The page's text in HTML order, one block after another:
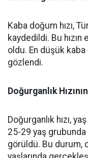
Kaba doğum hızı,
kaydedildi. Bu
oldu. En düşük
gözlendi.
Doğurganlık
Doğurganlık hızı,
25-29 yaş
görüldü. Bu durum,